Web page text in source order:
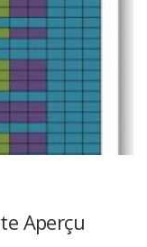
Aperçu